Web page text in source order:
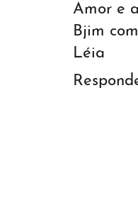
Amor e
Bjim
Léia